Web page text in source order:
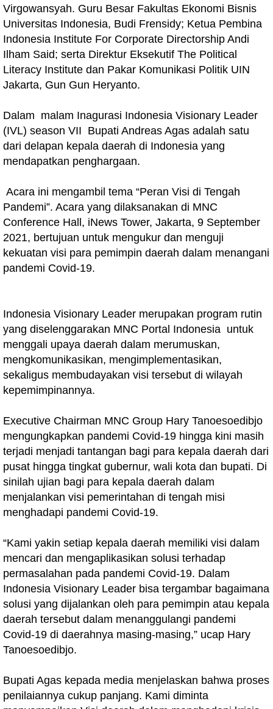
Virgowansyah. Guru Besar Fakultas Ekonomi Bisnis
Universitas Indonesia, Budi Frensidy; Ketua Pembina
Indonesia Institute For Corporate Directorship Andi
Ilham Said; serta Direktur Eksekutif The Political
Literacy Institute dan Pakar Komunikasi Politik UIN
Jakarta, Gun Gun Heryanto.
Dalam malam Inagurasi Indonesia Visionary Leader
(IVL) season VII Bupati Andreas Agas adalah satu
dari delapan kepala daerah di Indonesia yang
mendapatkan penghargaan.
Acara ini mengambil tema “Peran Visi di Tengah
Pandemi”. Acara yang dilaksanakan di MNC
Conference Hall, iNews Tower, Jakarta, 9 September
2021, bertujuan untuk mengukur dan menguji
kekuatan visi para pemimpin daerah dalam menangani
pandemi Covid-19.
Indonesia Visionary Leader merupakan program rutin
yang diselenggarakan MNC Portal Indonesia untuk
menggali upaya daerah dalam merumuskan,
mengkomunikasikan, mengimplementasikan,
sekaligus membudayakan visi tersebut di wilayah
kepemimpinannya.
Executive Chairman MNC Group Hary Tanoesoedibjo
mengungkapkan pandemi Covid-19 hingga kini masih
terjadi menjadi tantangan bagi para kepala daerah dari
pusat hingga tingkat gubernur, wali kota dan bupati. Di
sinilah ujian bagi para kepala daerah dalam
menjalankan visi pemerintahan di tengah misi
menghadapi pandemi Covid-19.
“Kami yakin setiap kepala daerah memiliki visi dalam
mencari dan mengaplikasikan solusi terhadap
permasalahan pada pandemi Covid-19. Dalam
Indonesia Visionary Leader bisa tergambar bagaimana
solusi yang dijalankan oleh para pemimpin atau kepala
daerah tersebut dalam menanggulangi pandemi
Covid-19 di daerahnya masing-masing,” ucap Hary
Tanoesoedibjo.
Bupati Agas kepada media menjelaskan bahwa proses
penilaiannya cukup panjang. Kami diminta